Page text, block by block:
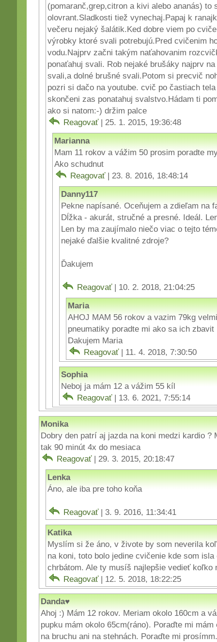
(pomaranč,grep,citron a kivi alebo ananás) to
olovrant.Sladkosti tiež vynechaj.Papaj k
večeru nejaký šalátik.Ked dobre viem po
výrobky ktoré svali potrebujú.Pred cvičenim
vodu.Najprv začni takým naťahovanim
ponaťahuj svali. Rob nejaké brušáky najprv
svali,a dolné brušné svali.Potom si precvič
pozri si dačo na youtube. cvič po častiach
skončeni zas ponatahuj svalstvo.Hádam ti
ako si natom:-) držim palce
Reagovať | 25. 1. 2015, 19:36:48
Marianna
Mam 11 rokov a vážim 50 prosim poradte
Ako schudnut
Reagovať | 23. 8. 2016, 18:48:14
Danny117
Pekne napísané. Oceňujem a zdieľam na
Dĺžka - akurát, stručné a presné. Ideál.
Len by ma zaujímalo niečo viac o tejto
nejaké ďalšie kvalitné zdroje?
Ďakujem
Reagovať | 10. 2. 2018, 21:04:25
Maria
AHOJ MAM 56 rokov a vazim 79kg
pneumatiky poradte mi ako sa ich zbavit
Dakujem Maria
Reagovať | 11. 4. 2018, 7:30:50
Sophia
Neboj ja mám 12 a vážim 55 kíl
Reagovať | 13. 6. 2021, 7:55:14
Monika
Dobry den patrí aj jazda na koni medzi kardio
tak 90 minút 4x do mesiaca
Reagovať | 29. 3. 2015, 20:18:47
Lenka
Áno, ale iba pre toho koňa
Reagovať | 3. 9. 2016, 11:34:41
Katika
Myslím si že áno, v živote by som neverila
na koni, toto bolo jedine cvičenie kde som
chrbátom. Ale ty musíš najlepšie vedieť koľko
Reagovať | 12. 5. 2018, 18:22:25
Danda♥
Ahoj :) Mám 12 rokov. Meriam okolo 160cm a
pupku mám okolo 65cm(ráno). Poraďte mi
na bruchu ani na stehnách. Poraďte mi